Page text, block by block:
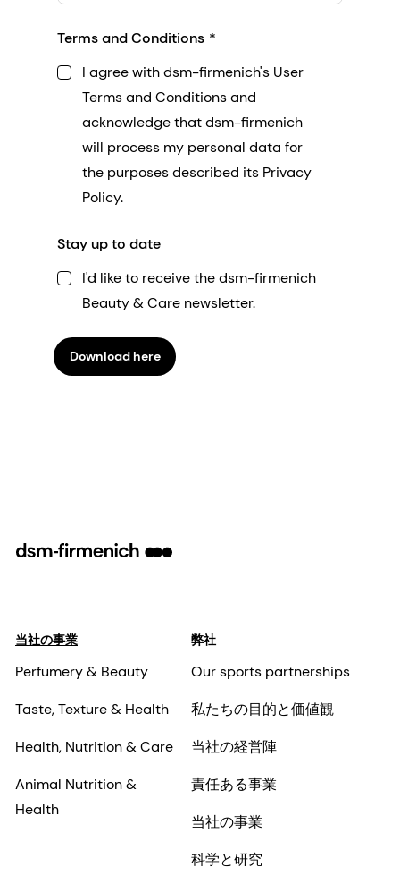
Terms and Conditions
I agree with dsm-firmenich's User
Terms and Conditions and
acknowledge that dsm-firmenich
will process my personal data for
the purposes described its Privacy
Policy.
Stay up to date
I'd like to receive the dsm-firmenich
Beauty & Care newsletter.
Download here
当社の事業
Perfumery & Beauty
Taste, Texture & Health
Health, Nutrition & Care
Animal Nutrition &
Health
弊社
Our sports partnerships
私たちの目的と価値観
当社の経営陣
責任ある事業
当社の事業
科学と研究